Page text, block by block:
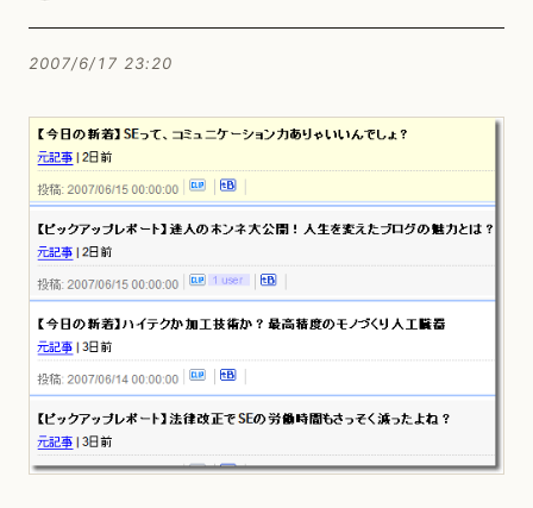
2007/6/17 23:20